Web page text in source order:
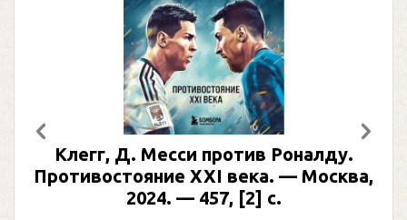
Клегг, Д. Месси против Роналду.
Противостояние XXI века. — Москва,
2024. — 457, [2] с.
Предыдущий